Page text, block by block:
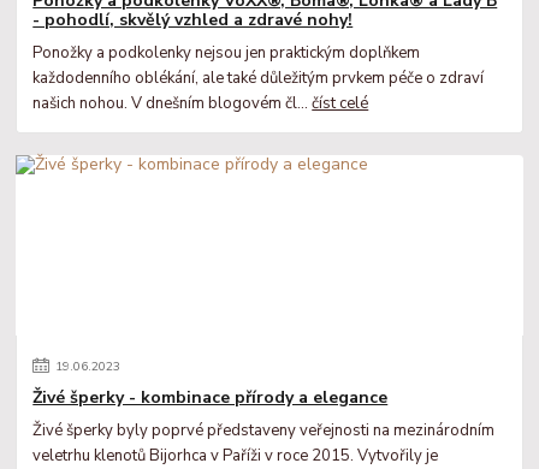
- pohodlí, skvělý vzhled a zdravé nohy!
Ponožky a podkolenky nejsou jen praktickým doplňkem
každodenního oblékání, ale také důležitým prvkem péče o zdraví
našich nohou. V dnešním blogovém čl...číst celé
19.06.2023
Živé šperky - kombinace přírody a elegance
Živé šperky byly poprvé představeny veřejnosti na mezinárodním
veletrhu klenotů Bijorhca v Paříži v roce 2015. Vytvořily je